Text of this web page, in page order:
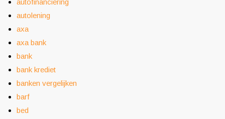
autofinanciering
autolening
axa
axa bank
bank
bank krediet
banken vergelijken
barf
bed